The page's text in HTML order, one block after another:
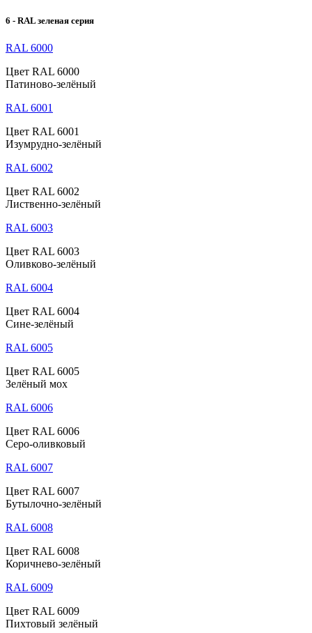
6 - RAL зеленая серия
RAL 6000
Цвет RAL 6000
Патиново-зелёный
RAL 6001
Цвет RAL 6001
Изумрудно-зелёный
RAL 6002
Цвет RAL 6002
Лиственно-зелёный
RAL 6003
Цвет RAL 6003
Оливково-зелёный
RAL 6004
Цвет RAL 6004
Сине-зелёный
RAL 6005
Цвет RAL 6005
Зелёный мох
RAL 6006
Цвет RAL 6006
Серо-оливковый
RAL 6007
Цвет RAL 6007
Бутылочно-зелёный
RAL 6008
Цвет RAL 6008
Коричнево-зелёный
RAL 6009
Цвет RAL 6009
Пихтовый зелёный